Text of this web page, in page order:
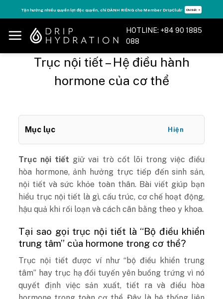
to
content
Tận hưởng nhiều quyền lợi độc quyền, chỉ DÀNH RIÊNG cho Member DripClub! Chi tiết ➝
HOTLINE: +84 90 1885
088
Trục nội tiết – Hệ điều hành
hormone của cơ thể
Mục lục Hiện
Trục nội tiết giữ vai trò cốt lõi trong việc điều
hòa hormone, ảnh hưởng trực tiếp đến sinh sản,
nội tiết và sức khỏe toàn thân. Bài viết giúp bạn
hiểu trục nội tiết là gì, cấu trúc, cơ chế hoạt động,
hậu quả khi rối loạn và cách cân bằng theo y khoa.
Tại sao gọi trục nội tiết là “Bộ điều khiển
trung tâm” của hormone trong cơ thể?
Trục nội tiết được ví như “bộ điều khiển trung
tâm” hay trục hạ đồi tuyến yên buồng trứng vì nó
quyết định việc sản xuất, tiết ra và điều hòa